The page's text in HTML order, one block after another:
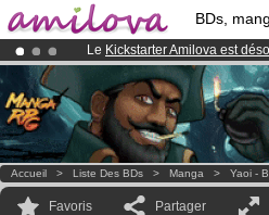
BDs,
Le Kickstarter Amilova est
Abonnement premium: à
Déjà 100000membreset 1000
Accueil > Liste Des BDs > Manga > Yaoi -
Favoris Partager